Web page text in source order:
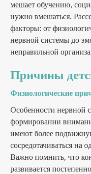
мешает обучению,
нужно вмешаться.
факторы: от
нервной системы до
неправильной
Причины
Физиологические
Особенности нервной
формировании
имеют более
сосредотачиваться на
Важно помнить, что
развивается